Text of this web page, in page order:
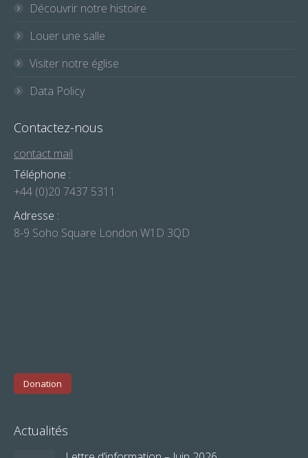
Découvrir notre histoire
Louer une salle
Visiter notre église
Data Policy
Contactez-nous
contact mail
Téléphone :
+44 (0)20 7437 5311
Adresse :
8-9 Soho Square London W1D 3QD
Donation
Actualités